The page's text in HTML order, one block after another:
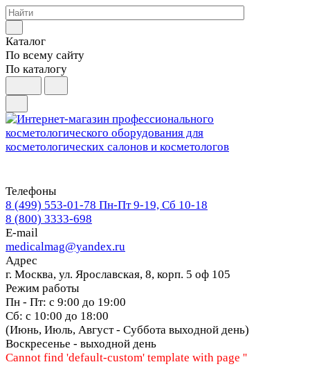
Каталог
По всему сайту
По каталогу
Телефоны
8 (499) 553-01-78 Пн-Пт 9-19, Сб 10-18
8 (800) 3333-698
E-mail
medicalmag@yandex.ru
Адрес
г. Москва, ул. Ярославская, 8, корп. 5 оф 105
Режим работы
Пн - Пт: с 9:00 до 19:00
Сб: с 10:00 до 18:00
(Июнь, Июль, Август - Суббота выходной день)
Воскресенье - выходной день
Cannot find 'default-custom' template with page ''